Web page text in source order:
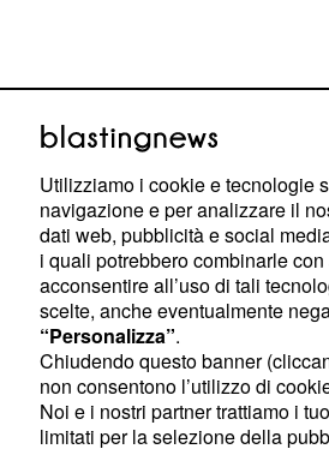
La sosta, dunque, potrebbe
situazioni interne ancora in
Mauro IcardieMilan Skriniar.
L'Inter vuole
Skriniar
Utilizziamo i cookie e tecnologie
navigazione e per analizzare il
dati web, pubblicità e social
i quali potrebbero combinarle
acconsentire all’uso di tali
scelte, anche eventualmente
“Personalizza”.
Chiudendo questo banner
non consentono l’utilizzo di
Noi e i nostri partner trattiamo i
limitati per la selezione della